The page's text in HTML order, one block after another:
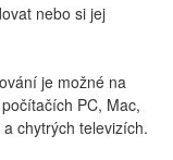
nebo si jej
je možné na
PC, Mac,
chytrých televizích.